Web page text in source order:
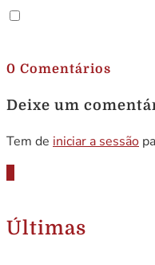
0 Comentários
Deixe um
Tem de iniciar a sessão
Últimas